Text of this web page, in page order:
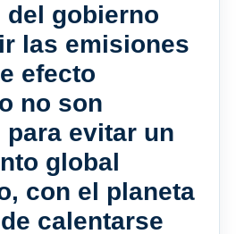
del gobierno
las emisiones
efecto
no son
evitar un
global
con el planeta
calentarse